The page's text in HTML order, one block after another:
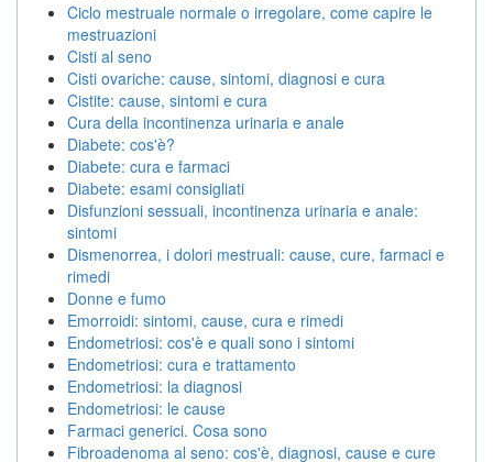
Ciclo mestruale normale o irregolare, come capire le
mestruazioni
Cisti al seno
Cisti ovariche: cause, sintomi, diagnosi e cura
Cistite: cause, sintomi e cura
Cura della incontinenza urinaria e anale
Diabete: cos'è?
Diabete: cura e farmaci
Diabete: esami consigliati
Disfunzioni sessuali, incontinenza urinaria e anale:
sintomi
Dismenorrea, i dolori mestruali: cause, cure, farmaci e
rimedi
Donne e fumo
Emorroidi: sintomi, cause, cura e rimedi
Endometriosi: cos'è e quali sono i sintomi
Endometriosi: cura e trattamento
Endometriosi: la diagnosi
Endometriosi: le cause
Farmaci generici. Cosa sono
Fibroadenoma al seno: cos'è, diagnosi, cause e cure